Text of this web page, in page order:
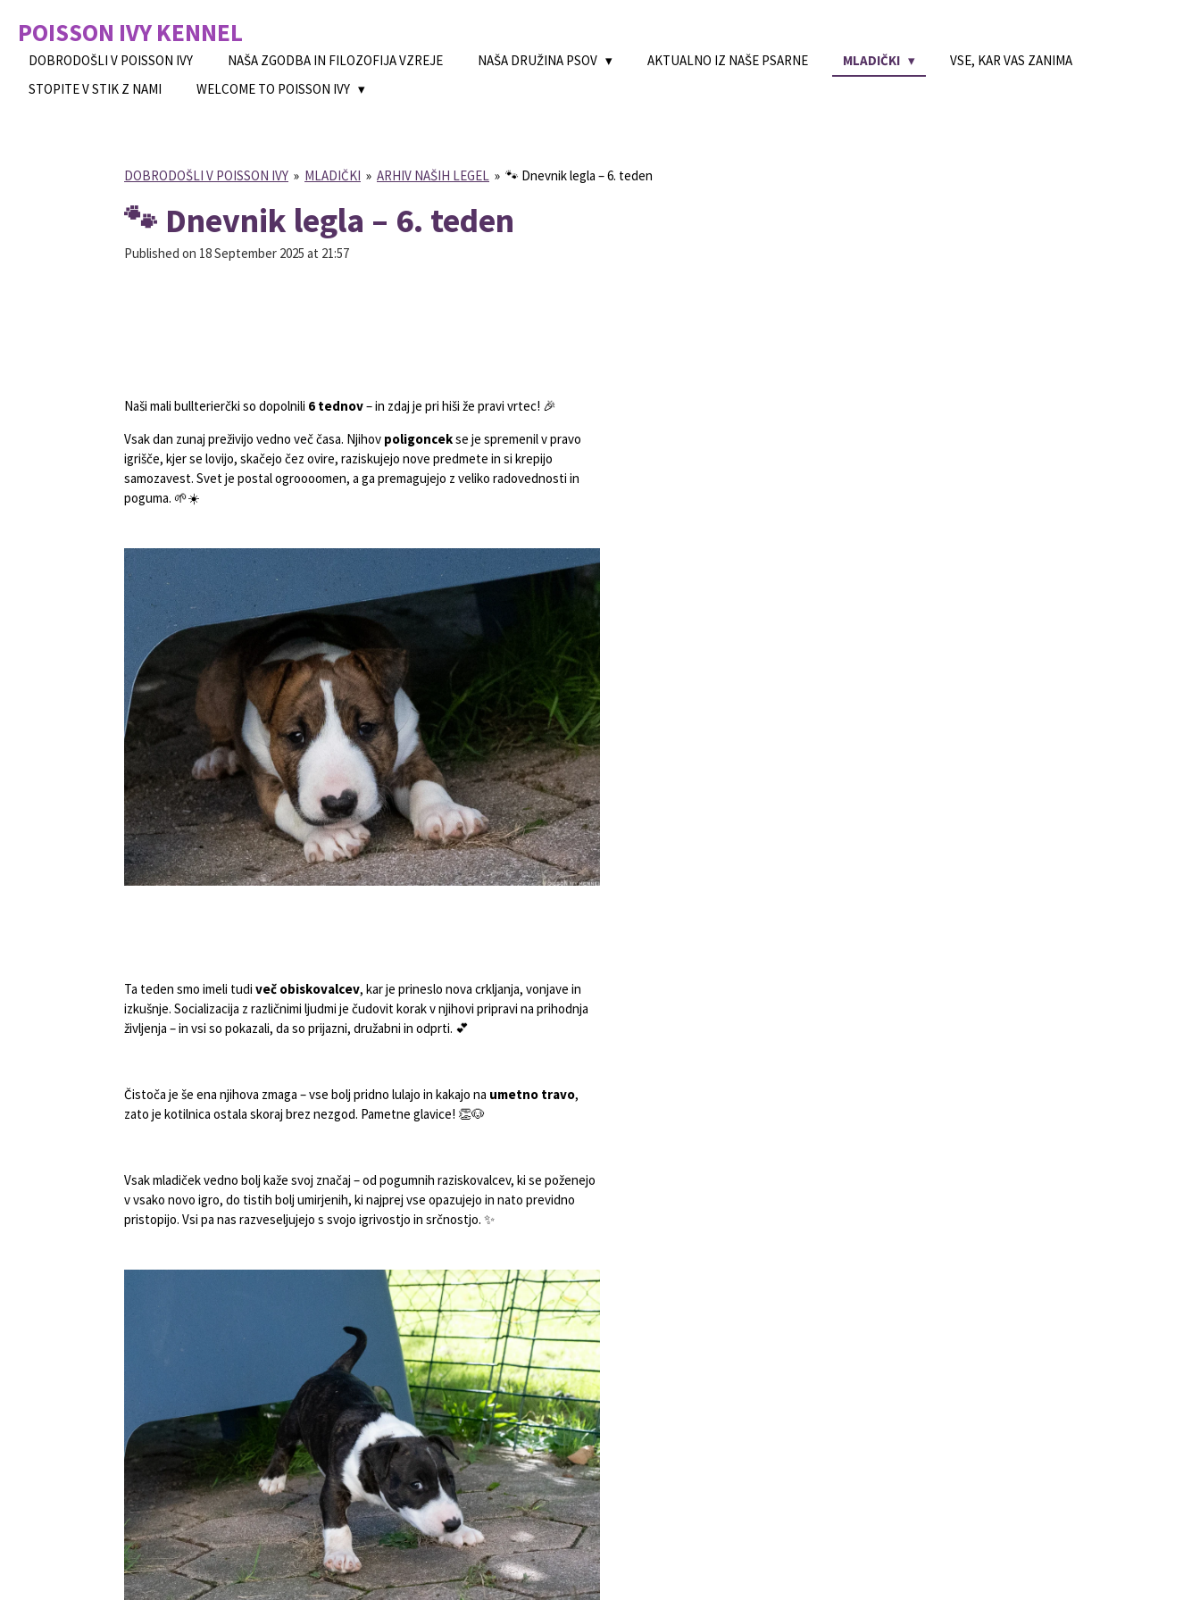
main
POISSON IVYKENNEL
DOBRODOŠLI V POISSON IVY NAŠA ZGODBA IN FILOZOFIJA VZREJE NAŠA DRUŽINA PSOV AKTUALNO IZ NAŠE PSARNE MLADIČKI
VSE, KAR VAS ZANIMA
STOPITE V STIK Z NAMI
WELCOME TO POISSON IVY
DOBRODOŠLI V POISSON IVY » MLADIČKI » ARHIV NAŠIH LEGEL » 🐾 Dnevnik legla – 6. teden
🐾 Dnevnik legla – 6. teden
Published on 18 September 2025 at 21:57
Naši mali bullterierčki so dopolnili 6 tednov– in zdaj je pri hiši že pravi vrtec! 🎉
Vsak dan zunaj preživijo vedno več časa. Njihov poligoncekse je spremenil v pravo
igrišče, kjer se lovijo, skačejo čez ovire, raziskujejo nove predmete in si krepijo
samozavest. Svet je postal ogroooomen, a ga premagujejo z veliko radovednosti in
poguma. 🌱☀️
Ta teden smo imeli tudi več obiskovalcev, kar je prineslo nova crkljanja, vonjave in
izkušnje. Socializacija z različnimi ljudmi je čudovit korak v njihovi pripravi na prihodnja
življenja – in vsi so pokazali, da so prijazni, družabni in odprti. 💕
Čistoča je še ena njihova zmaga – vse bolj pridno lulajo in kakajo na umetno travo,
zato je kotilnica ostala skoraj brez nezgod. Pametne glavice! 👏🐶
Vsak mladiček vedno bolj kaže svoj značaj – od pogumnih raziskovalcev, ki se poženejo
v vsako novo igro, do tistih bolj umirjenih, ki najprej vse opazujejo in nato previdno
pristopijo. Vsi pa nas razveseljujejo s svojo igrivostjo in srčnostjo. ✨